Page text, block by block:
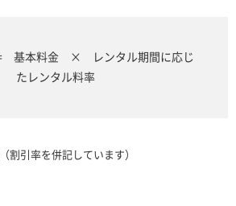
基本料金 × レンタル期間に応じ
たレンタル料率
（割引率を併記しています）